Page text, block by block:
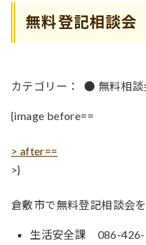
無料登記相談会
カテゴリー： ● 無料相談
{image before==
> after==
>}
倉敷市で無料登記相談会を
生活安全課 086-